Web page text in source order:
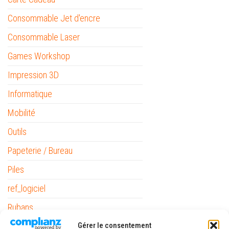
Gérer le consentement
Consommable Jet d'encre
Consommable Laser
Games Workshop
Impression 3D
Informatique
Mobilité
Outils
Papeterie / Bureau
Piles
ref_logiciel
Rubans
The Army Painter